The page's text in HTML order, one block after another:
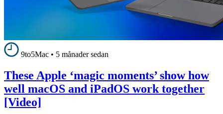
9to5Mac • 5 månader sedan
These Apple ‘magic moments’ show how
well macOS and iPadOS work together
[Video]